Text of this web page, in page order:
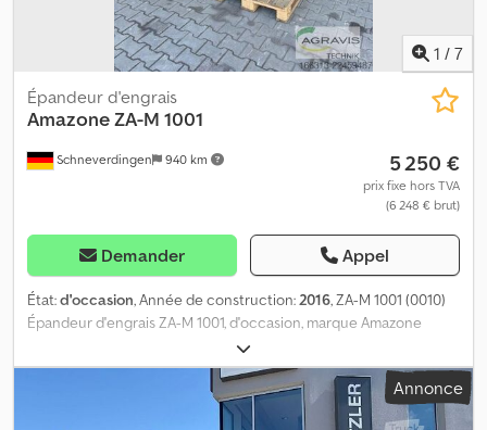
1 / 7
Schneverdingen 940 km
Épandeur d'engrais
AmazoneZA-M 1001
5 250 €
prix fixe hors TVA
(6 248 € brut)
Demander Appel
État:d'occasion, Année de construction:2016, ZA-M 1001 (0010)
Épandeur d'engrais ZA-M 1001, d'occasion, marque Amazone
(0020) Arbre de transmission (0030) Limiteur (0040) Disque
d'épandage Dsdpfx Agszqqc Us Esck (0050) Unité à trois voies
(0060) Bâche (0070) Très bon état
Annonce